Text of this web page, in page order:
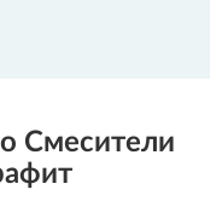
Смесители